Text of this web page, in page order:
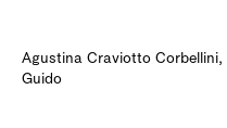
Agustina Craviotto Corbellini,
Guido